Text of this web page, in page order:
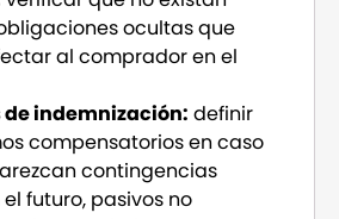
ocultas que
al comprador en el
indemnización: definir
compensatorios en caso
contingencias
futuro, pasivos no